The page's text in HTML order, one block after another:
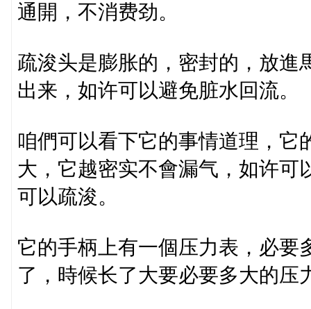
通開，不消费劲。
疏浚头是膨胀的，密封的，放進
出来，如许可以避免脏水回流。
咱們可以看下它的事情道理，它
大，它越密实不會漏气，如许可
可以疏浚。
它的手柄上有一個压力表，必要
了，時候长了大要必要多大的压